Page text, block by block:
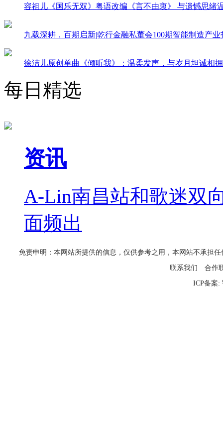
容祖儿《国乐无双》粤语改编《言不由衷》 与遗憾思绪
九载深耕，百期启新|乾行金融私董会100期智能制造产
徐洁儿原创单曲《倾听我》：温柔发声，与岁月坦诚相拥
每日精选
资讯
A-Lin南昌站和歌迷双
面频出
免责申明：本网站所提供的信息，仅供参考之用，本网站不承担
联系我们 合作
ICP备案: